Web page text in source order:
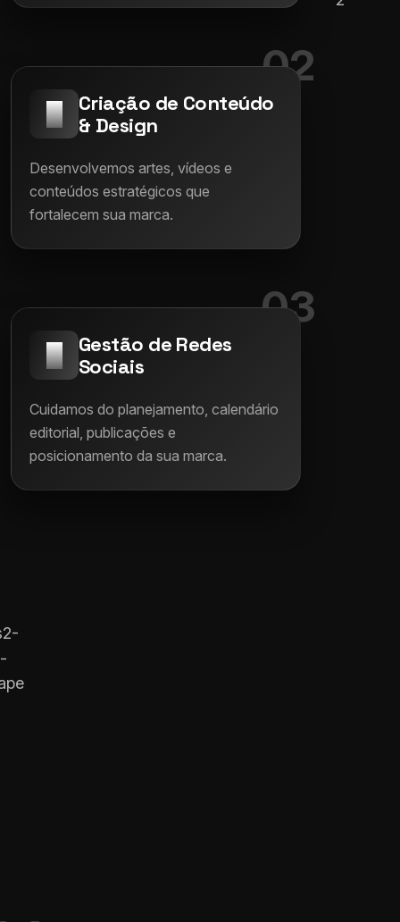
02
Criação de Conteúdo
& Design
Desenvolvemos artes, vídeos e
conteúdos estratégicos que
fortalecem sua marca.
03
Gestão de Redes
Sociais
Cuidamos do planejamento, calendário
editorial, publicações e
posicionamento da sua marca.